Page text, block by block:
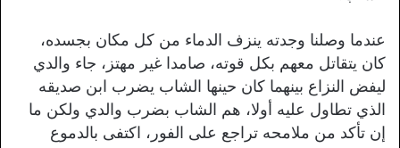
عندما وصلنا وجدته ينزف الدماء من كل مكان بجسده،
كان يتقاتل معهم بكل قوته، صامدا غير مهتز، جاء والدي
ليفض النزاع بينهما كان حينها الشاب يضرب ابن صديقه
الذي تطاول عليه أولا، هم الشاب بضرب والدي ولكن ما
إن تأكد من ملامحه تراجع على الفور، اكتفى بالدموع